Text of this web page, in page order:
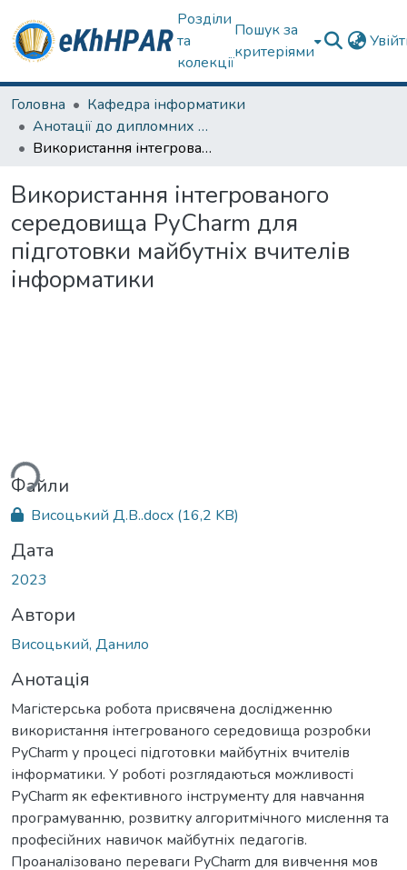
Розділи
та
колекції
Пошук за
критеріями
Головна
Кафедра інформатики
Анотації до дипломних робіт
Використання інтегрованого середовища PуCharm для підготовки майбутніх вчителів інформатики
Використання інтегрованого
середовища PуCharm для
підготовки майбутніх вчителів
інформатики
Файли
Висоцький Д.В..docx (16,2 KB)
Дата
2023
Автори
Висоцький, Данило
Анотація
Магістерська робота присвячена дослідженню
використання інтегрованого середовища розробки
PyCharm у процесі підготовки майбутніх вчителів
інформатики. У роботі розглядаються можливості
PyCharm як ефективного інструменту для навчання
програмуванню, розвитку алгоритмічного мислення та
професійних навичок майбутніх педагогів.
Проаналізовано переваги PyCharm для вивчення мов